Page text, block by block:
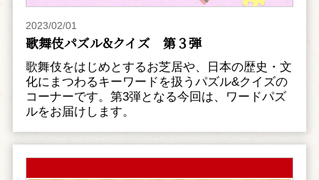
2023/02/01
歌舞伎パズル&クイズ 第３弾
歌舞伎をはじめとするお芝居や、日本の歴史・文
化にまつわるキーワードを扱うパズル&クイズの
コーナーです。第3弾となる今回は、ワードパズ
ルをお届けします。